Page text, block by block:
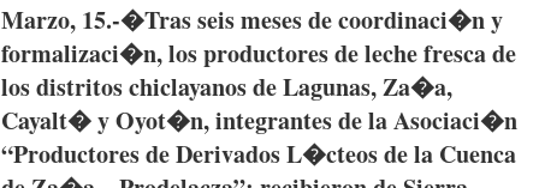
Marzo, 15.-�Trasseismesesdecoordinaci�ny
formalizaci�n, losproductoresdelechefrescade
losdistritoschiclayanosdeLagunas,Za�a,
Cayalt�yOyot�n,integrantesde laAsociaci�n
“ProductoresdeDerivadosL�cteosde la Cuenca